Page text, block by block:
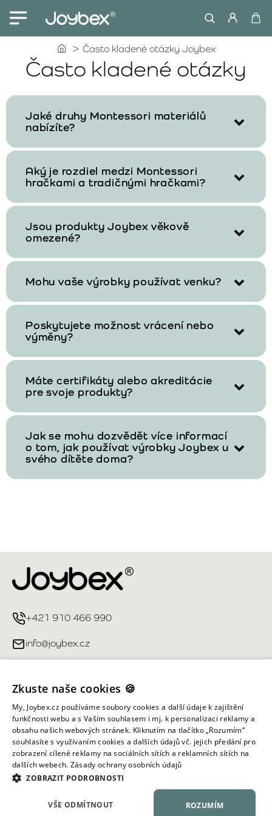
Často kladené otázky
homeČasto kladené otázky Joybex
Jaké druhy Montessori materiálů
nabízíte?
Aký je rozdiel medzi Montessori
hračkami a tradičnými hračkami?
Jsou produkty Joybex věkově
omezené?
Mohu vaše výrobky používat venku?
Poskytujete možnost vrácení nebo
výměny?
Máte certifikáty alebo akreditácie
pre svoje produkty?
Jak se mohu dozvědět více informací
o tom, jak používat výrobky Joybex u
svého dítěte doma?
+421 910 466 990
info@joybex.cz
Můj účet
Informace obchodu
Všechna práva vyhrazena ©
Zkuste naše cookies 🍪
My, Joybex.cz používáme soubory cookies a další údaje k zajištění
funkčnosti webu a s Vaším souhlasem i mj. k personalizaci reklamy a
obsahu našich webových stránek. Kliknutím na tlačítko „Rozumím“
souhlasíte s využívaním cookies a dalších údajů vč. jejich předání pro
zobrazení cílené reklamy na sociálních sítích a reklamních sítích na
dalších webech. Zásady ochrany osobních údajů
ZOBRAZIT PODROBNOSTI
ROZUMÍM
VŠE ODMÍTNOUT